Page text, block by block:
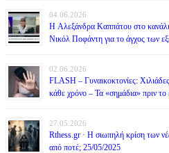
04.06.2026
H Αλεξάνδρα Καππάτου στο
Νικόλ Ποφάντη για το άγχος των
02.06.2026
FLASH – Γυναικοκτονίες:
κάθε χρόνο – Τα «σημάδια» πριν
27.05.2026
Rthess.gr · Η σιωπηλή κρίση των
από ποτέ; 25/05/2025